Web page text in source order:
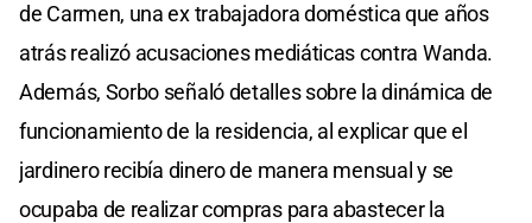
de Carmen, una ex trabajadora doméstica que años
atrás realizó acusaciones mediáticas contra Wanda.
Además, Sorbo señaló detalles sobre la dinámica de
funcionamiento de la residencia, al explicar que el
jardinero recibía dinero de manera mensual y se
ocupaba de realizar compras para abastecer la